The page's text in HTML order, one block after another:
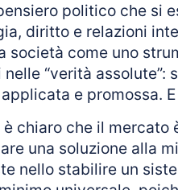
politico che si
diritto e relazioni
società come uno
“verità
e promossa.
chiaro che il
una soluzione alla
nello stabilire un